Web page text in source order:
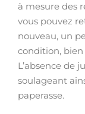
à mesure des
vous pouvez
nouveau, un
condition, bien
L’absence de
soulageant
paperasse.